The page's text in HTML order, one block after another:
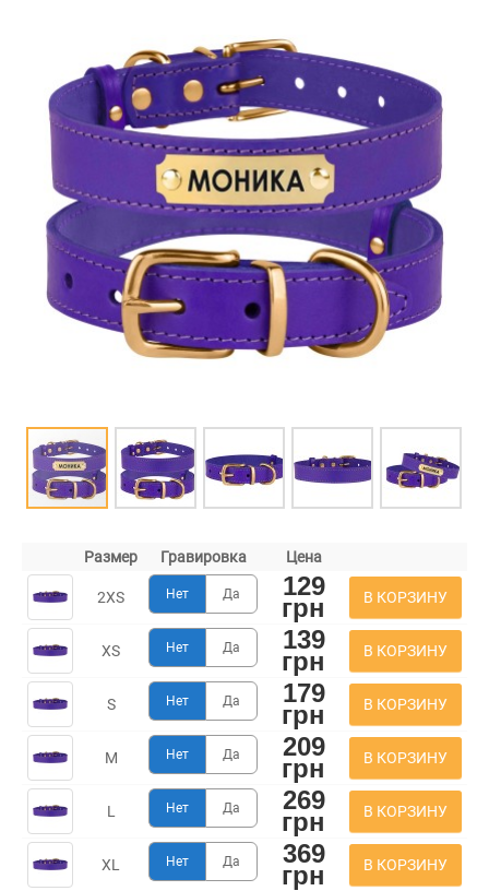
Размер Гравировка Цена
2XS Нет Да 129
грн В КОРЗИНУ
XS Нет Да 139
грн В КОРЗИНУ
S Нет Да 179
грн В КОРЗИНУ
M Нет Да 209
грн В КОРЗИНУ
L Нет Да 269
грн В КОРЗИНУ
XL Нет Да 369
грн В КОРЗИНУ